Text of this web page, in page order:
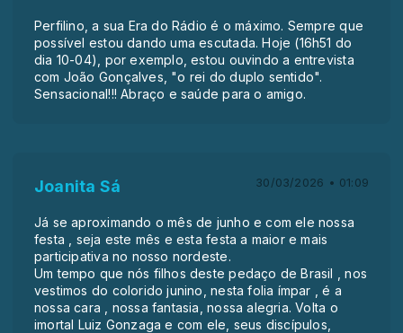
Perfilino, a sua Era do Rádio é o máximo. Sempre que
possível estou dando uma escutada. Hoje (16h51 do
dia 10-04), por exemplo, estou ouvindo a entrevista
com João Gonçalves, "o rei do duplo sentido".
Sensacional!!! Abraço e saúde para o amigo.
Joanita Sá 30/03/2026 • 01:09
Já se aproximando o mês de junho e com ele nossa
festa , seja este mês e esta festa a maior e mais
participativa no nosso nordeste.
Um tempo que nós filhos deste pedaço de Brasil , nos
vestimos do colorido junino, nesta folia ímpar , é a
nossa cara , nossa fantasia, nossa alegria. Volta o
imortal Luiz Gonzaga e com ele, seus discípulos,